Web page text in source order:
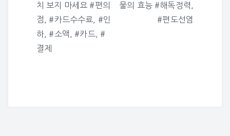
치 보지 마세요 #편의
점, #카드수수료, #인
하, #소액, #카드, #
결제
물의 효능 #해독정력,
#편도선염